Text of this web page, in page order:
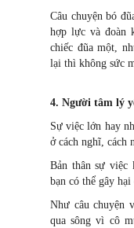
Câu chuyện bó
hợp lực và đoàn
chiếc đũa một,
lại thì không sức
4. Người tâm lý
Sự việc lớn hay
ở cách nghĩ, cách
Bản thân sự việc
bạn có thể gây
Như câu chuyện
qua sông vì cô